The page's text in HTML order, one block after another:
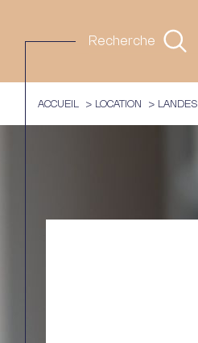
Recherche
ACCUEIL LOCATION LANDES